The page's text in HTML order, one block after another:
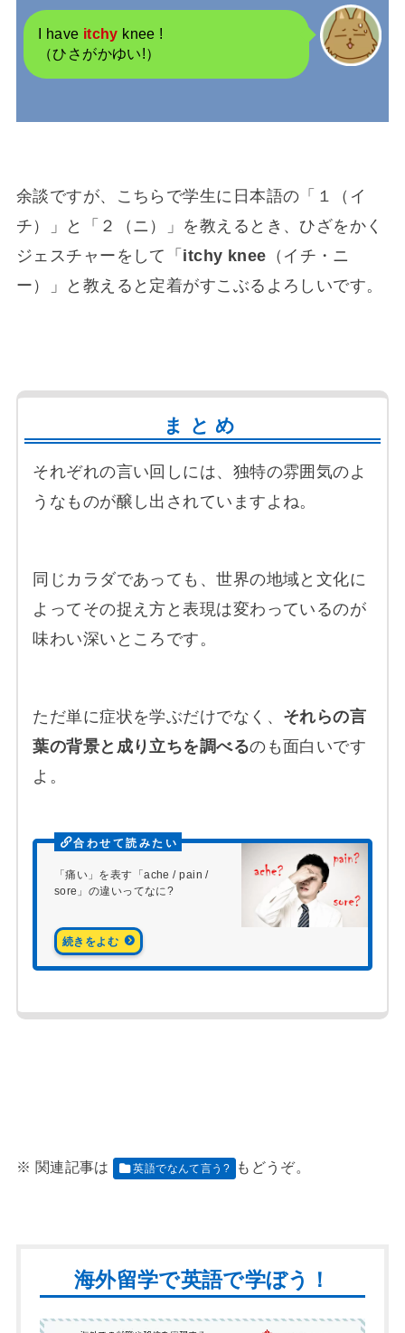
I have itchy knee !
（ひさがかゆい!）
余談ですが、こちらで学生に日本語の「１（イ
チ）」と「２（ニ）」を教えるとき、ひざをかく
ジェスチャーをして「 itchy knee （イチ・ニ
ー）」と教えると定着がすこぶるよろしいです。
まとめ
それぞれの言い回しには、独特の雰囲気のよ
うなものが醸し出されていますよね。
同じカラダであっても、世界の地域と文化に
よってその捉え方と表現は変わっているのが
味わい深いところです。
ただ単に症状を学ぶだけでなく、 それらの言
葉の背景と成り立ちを調べるのも面白いです
よ。
「痛い」を表す「ache / pain /
sore」の違いってなに?
英語でなんて言う?
海外留学で英語で学ぼう！